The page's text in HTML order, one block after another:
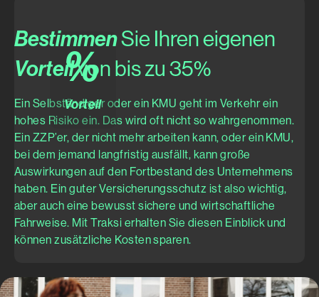
%
Vorteil
BestimmenSie Ihren eigenen
Vorteilvon bis zu 35%
Ein Selbständiger oder ein KMU geht im Verkehr ein
hohes Risiko ein. Das wird oft nicht so wahrgenommen.
Ein ZZP’er, der nicht mehr arbeiten kann, oder ein KMU,
bei dem jemand langfristig ausfällt, kann große
Auswirkungen auf den Fortbestand des Unternehmens
haben. Ein guter Versicherungsschutz ist also wichtig,
aber auch eine bewusst sichere und wirtschaftliche
Fahrweise. Mit Traksi erhalten Sie diesen Einblick und
können zusätzliche Kosten sparen.